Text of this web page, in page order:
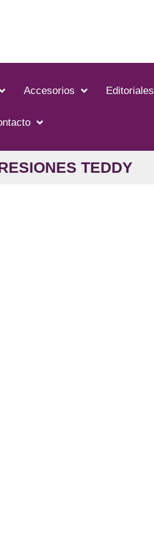
Accesorios Editoriales
TEDDY